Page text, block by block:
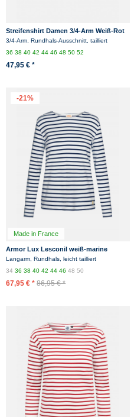
Streifenshirt Damen 3/4-Arm Weiß-Rot
Gestreift Ringelshirt
3/4-Arm, Rundhals-Ausschnitt, tailliert
363840424446485052
47,95 € *
-21%
Made in France
Armor Lux Lesconil weiß-marine
Damen Streifenshirt
Langarm, Rundhals, leicht tailliert
343638404244464850
67,95 € * 86,95 € *